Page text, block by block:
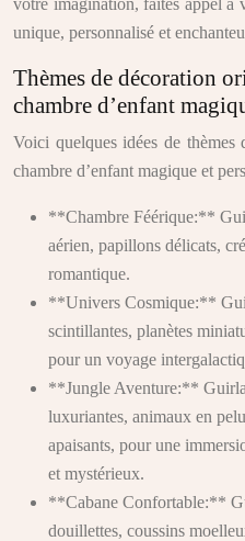
votre imagination, faites appel à
unique, personnalisé et
Thèmes de décoration
chambre d’enfant
Voici quelques idées de
chambre d’enfant magique et
**Chambre Féérique:**
aérien, papillons délicats,
romantique.
**Univers Cosmique:**
scintillantes, planètes
pour un voyage
**Jungle Aventure:**
luxuriantes, animaux en
apaisants, pour une
et mystérieux.
**Cabane Confortable:**
douillettes, coussins